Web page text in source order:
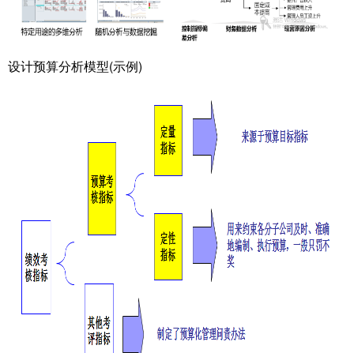
设计预算分析模型(示例)